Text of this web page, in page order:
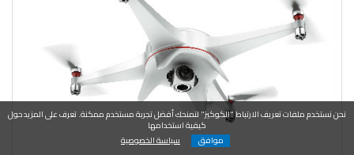
نحن نستخدم ملفات تعريف الارتباط "الكوكيز" لنمنحك أفضل تجربة مستخدم ممكنة. تعرف على المزيد حول
كيفية استخدامها
موافق
سياسة الخصوصية